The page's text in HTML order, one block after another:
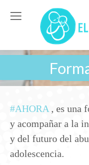
#AHORA , es una
y acompañar a la
y del futuro del
adolescencia.